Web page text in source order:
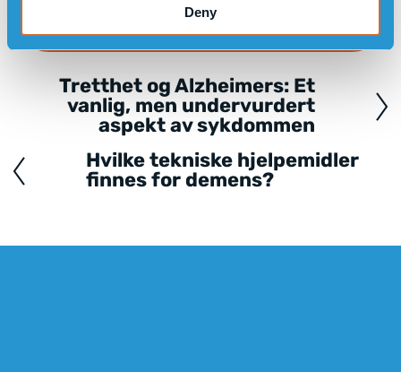
Deny
TRYGGHETSALARM KAN ØKE
Posts
navigation
Tretthet og Alzheimers: Et
vanlig, men undervurdert
aspekt av sykdommen
Hvilke tekniske hjelpemidler
finnes for demens?